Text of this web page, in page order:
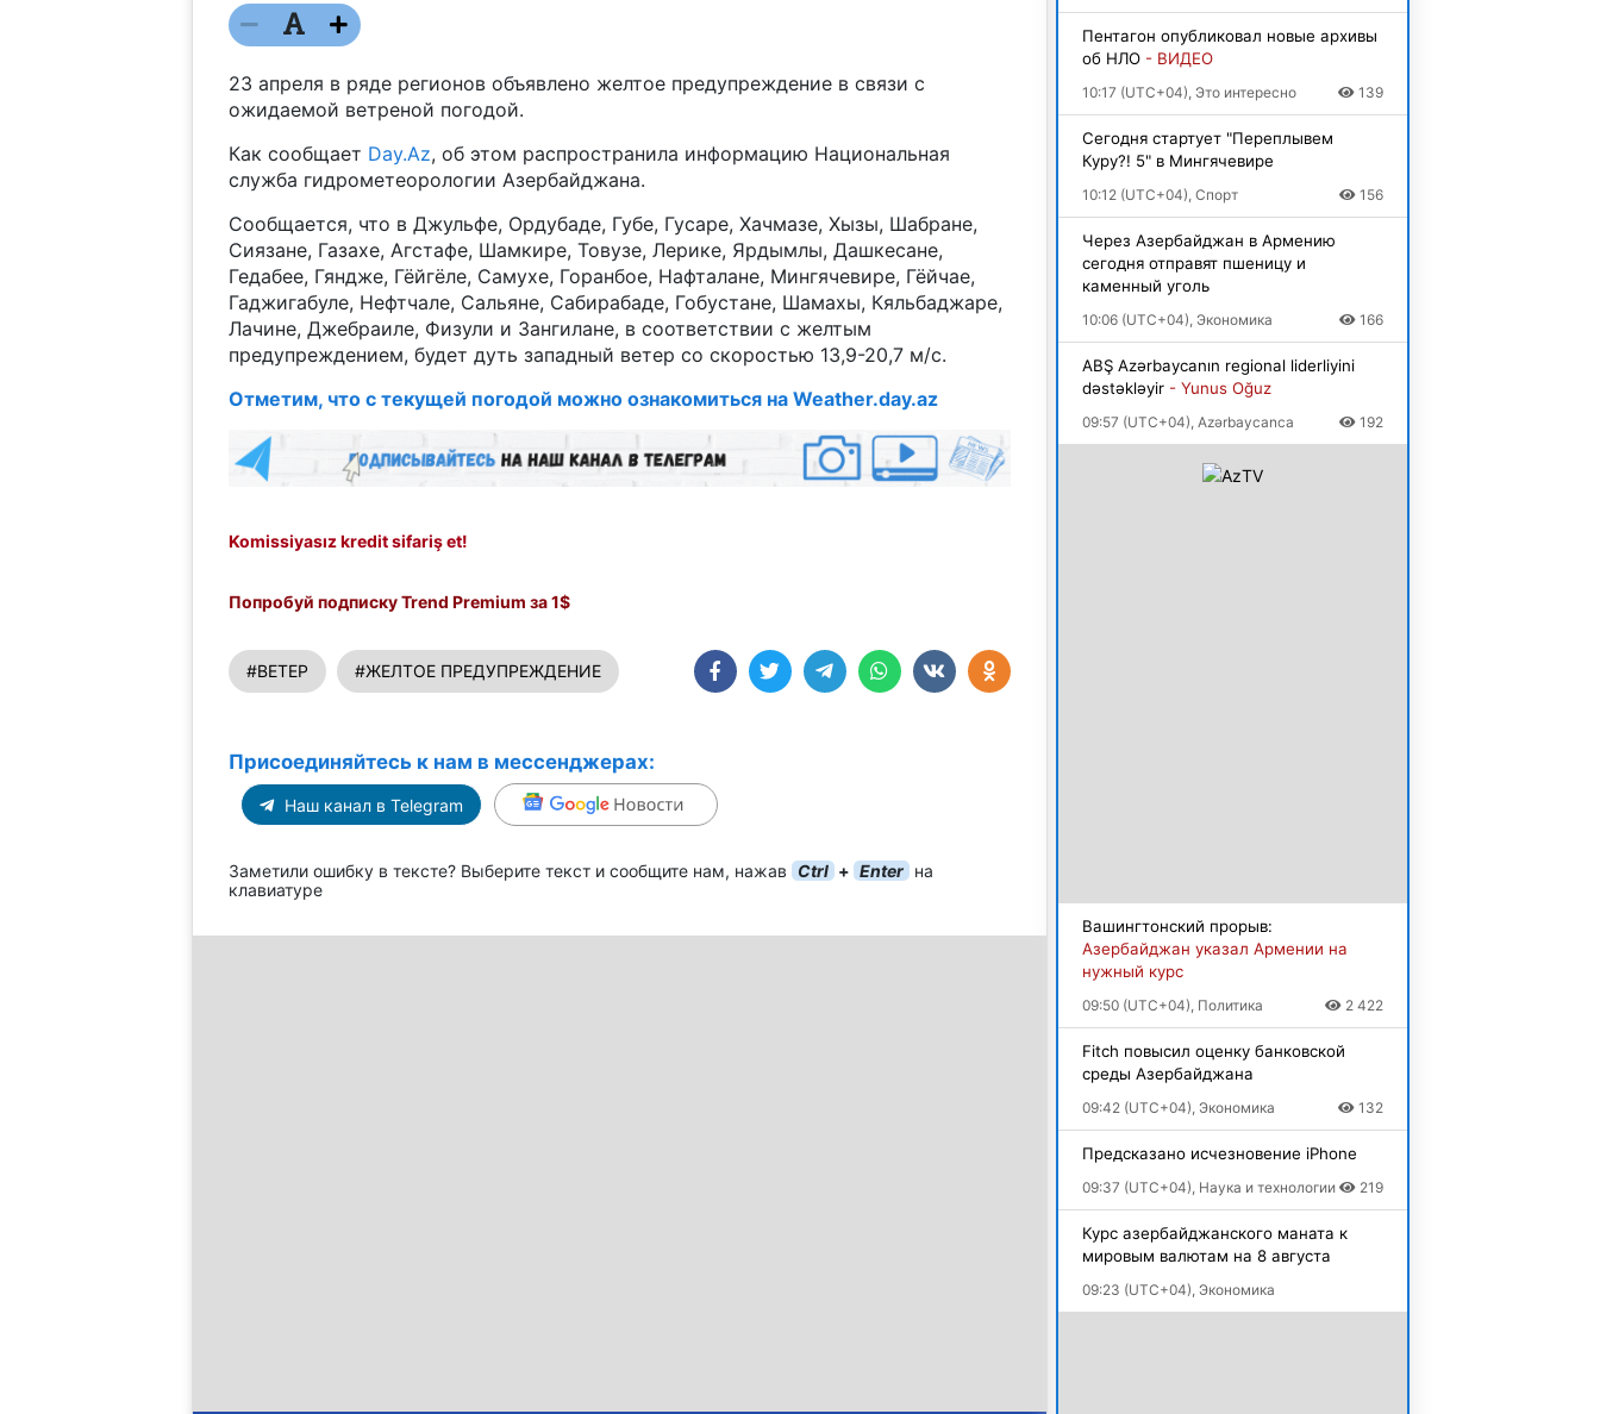
23 апреля в ряде регионов объявлено желтое предупреждение в связи с
ожидаемой ветреной погодой.
Как сообщает Day.Az, об этом распространила информацию Национальная
служба гидрометеорологии Азербайджана.
Сообщается, что в Джульфе, Ордубаде, Губе, Гусаре, Хачмазе, Хызы, Шабране,
Сиязане, Газахе, Агстафе, Шамкире, Товузе, Лерике, Ярдымлы, Дашкесане,
Гедабее, Гяндже, Гёйгёле, Самухе, Горанбое, Нафталане, Мингячевире, Гёйчае,
Гаджигабуле, Нефтчале, Сальяне, Сабирабаде, Гобустане, Шамахы, Кяльбаджаре,
Лачине, Джебраиле, Физули и Зангилане, в соответствии с желтым
предупреждением, будет дуть западный ветер со скоростью 13,9-20,7 м/с.
Отметим, что с текущей погодой можно ознакомиться на Weather.day.az
Komissiyasız kredit sifariş et!
Попробуй подписку Trend Premium за 1$
#ВЕТЕР #ЖЕЛТОЕ ПРЕДУПРЕЖДЕНИЕ
Присоединяйтесь к нам в мессенджерах:
Наш канал в Telegram
Заметили ошибку в тексте? Выберите текст и сообщите нам, нажав Ctrl + Enter на
клавиатуре
Пентагон опубликовал новые архивы
об НЛО - ВИДЕО
10:17 (UTC+04), Это интересно 139
Сегодня стартует "Переплывем
Куру?! 5" в Мингячевире
10:12 (UTC+04), Спорт 156
Через Азербайджан в Армению
сегодня отправят пшеницу и
каменный уголь
10:06 (UTC+04), Экономика 166
ABŞ Azərbaycanın regional liderliyini
dəstəkləyir - Yunus Oğuz
09:57 (UTC+04), Azərbaycanca 192
Вашингтонский прорыв:
Азербайджан указал Армении на
нужный курс
09:50 (UTC+04), Политика 2 422
Fitch повысил оценку банковской
среды Азербайджана
09:42 (UTC+04), Экономика 132
Предсказано исчезновение iPhone
09:37 (UTC+04), Наука и технологии 219
Курс азербайджанского маната к
мировым валютам на 8 августа
09:23 (UTC+04), Экономика